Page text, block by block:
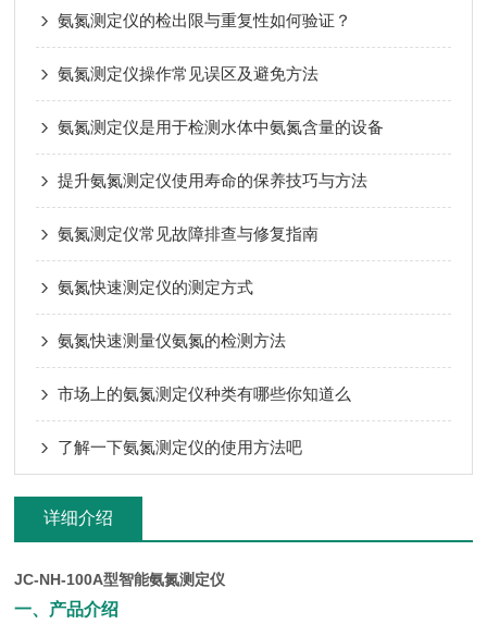
氨氮测定仪的检出限与重复性如何验证？
氨氮测定仪操作常见误区及避免方法
氨氮测定仪是用于检测水体中氨氮含量的设备
提升氨氮测定仪使用寿命的保养技巧与方法
氨氮测定仪常见故障排查与修复指南
氨氮快速测定仪的测定方式
氨氮快速测量仪氨氮的检测方法
市场上的氨氮测定仪种类有哪些你知道么
了解一下氨氮测定仪的使用方法吧
详细介绍
JC-NH-100A型智能氨氮测定仪
一、产品介绍